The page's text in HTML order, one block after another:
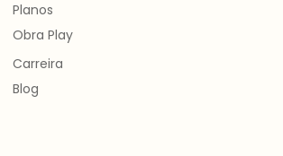
Planos
Obra Play
Carreira
Blog